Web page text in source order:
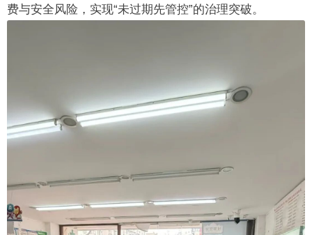
费与安全风险，实现“未过期先管控”的治理突破。